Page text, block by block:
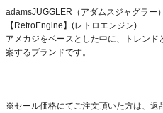
adamsJUGGLER（アダムスジャグラー
【RetroEngine】(レトロエンジン)
アメカジをベースとした中に、トレン
案するブランドです。
※セール価格にてご注文頂いた方は、返